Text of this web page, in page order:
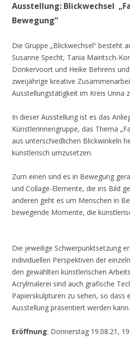
Ausstellung: Blickwechsel
Bewegung“
Die Gruppe „Blickwechsel“ besteht
Susanne Specht, Tania Mairitsch-
Donkervoort und Heike Behrens
zweijährige kreative
Ausstellungstätigkeit im Kreis Unna
In dieser Ausstellung ist es das
Künstlerinnengruppe, das Thema
aus unterschiedlichen Blickwinkeln
künstlerisch umzusetzen.
Zum einen sind es in Bewegung
und Collage-Elemente, die ins Bild
anderen geht es um Menschen in
bewegende Momente, die
Die jeweilige Schwerpunktsetzung
individuellen Perspektiven der
den gewählten künstlerischen
Acrylmalerei sind auch grafische
Papierskulpturen zu sehen, so dass
Ausstellung präsentiert werden kann.
Eröffnung: Donnerstag 19.08.21,